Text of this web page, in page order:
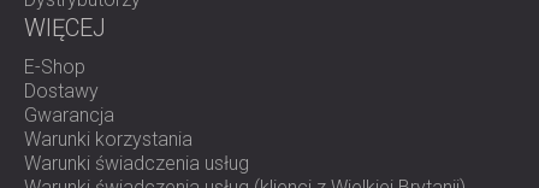
WIĘCEJ
E-Shop
Dostawy
Gwarancja
Warunki korzystania
Warunki świadczenia usług